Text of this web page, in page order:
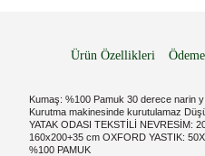
Ürün Özellikleri
Kumaş: %100 Pamuk 30 derece narin
Kurutma makinesinde kurutulamaz
YATAK ODASI TEKSTİLİ NEVRESİM:
160x200+35 cm OXFORD YASTIK:
%100 PAMUK